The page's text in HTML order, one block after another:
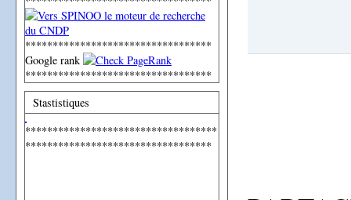
**********************************
Google rank
**********************************
Stastistiques
***********************************
**********************************